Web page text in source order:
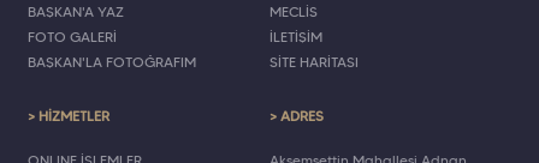
BAŞKAN'A YAZ
FOTO GALERİ
BAŞKAN'LA FOTOĞRAFIM
MECLİS
İLETİŞİM
SİTE HARİTASI
> HİZMETLER > ADRES